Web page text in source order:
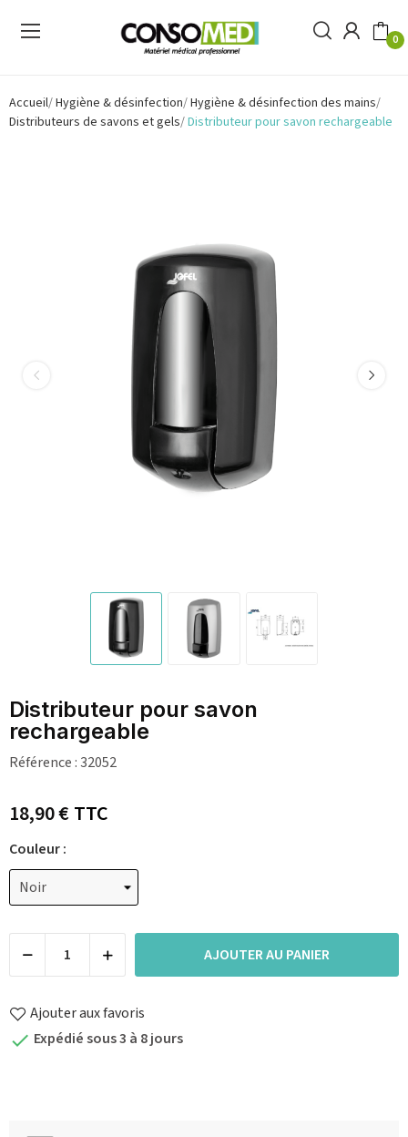
0
Accueil Hygiène & désinfection Hygiène & désinfection des mains
Distributeurs de savons et gels Distributeur pour savon rechargeable
Distributeur pour savon
rechargeable
Référence :32052
18,90 €TTC
Couleur :
AJOUTER AU PANIER
Ajouter aux favoris
 Expédié sous 3 à 8 jours